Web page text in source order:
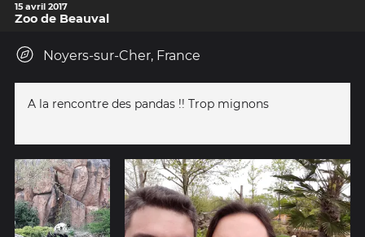
15 avril 2017
Zoo de Beauval
Noyers-sur-Cher, France
A la rencontre des pandas !! Trop mignons